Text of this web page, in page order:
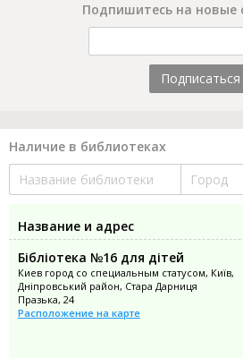
Подпишитесь на новые
Подписаться
Наличие в библиотеках
Название и адрес
Бібліотека №16 для дітей
Киев город со специальным статусом, Київ,
Дніпровський район, Стара Дарниця
Празька, 24
Расположение на карте